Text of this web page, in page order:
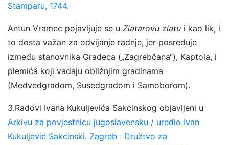
Stamparu, 1744.
Antun Vramec pojavljuje se u Zlatarovu zlatu i kao lik, i
to dosta važan za odvijanje radnje, jer posreduje
između stanovnika Gradeca („Zagrebčana“), Kaptola, i
plemićâ koji vadaju obližnjim gradinama
(Medvedgradom, Susedgradom i Samoborom).
3.Radovi Ivana Kukuljevića Sakcinskog objavljeni u
Arkivu za povjestnicu jugoslavensku / uredio Ivan
Kukuljević Sakcinski. Zagreb : Družtvo za